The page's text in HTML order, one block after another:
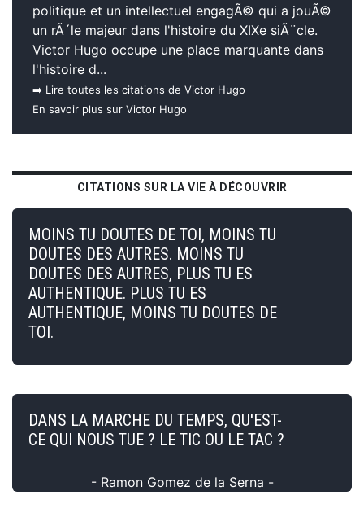
politique et un intellectuel engagÃ© qui a jouÃ©
un rÃ´le majeur dans l'histoire du XIXe siÃ¨cle.
Victor Hugo occupe une place marquante dans
l'histoire d...
➡️ Lire toutes les citations de Victor Hugo
En savoir plus sur Victor Hugo
CITATIONS SUR LA VIE À DÉCOUVRIR
MOINS TU DOUTES DE TOI, MOINS TU
DOUTES DES AUTRES. MOINS TU
DOUTES DES AUTRES, PLUS TU ES
AUTHENTIQUE. PLUS TU ES
AUTHENTIQUE, MOINS TU DOUTES DE
TOI.
DANS LA MARCHE DU TEMPS, QU'EST-
CE QUI NOUS TUE ? LE TIC OU LE TAC ?
- Ramon Gomez de la Serna -